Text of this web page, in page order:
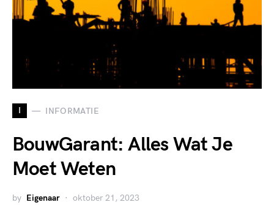
I INFORMATIE
BouwGarant: Alles Wat Je
Moet Weten
by Eigenaar oktober 21, 2023